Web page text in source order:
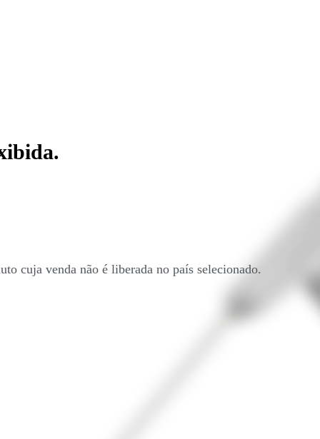
cuja venda não é liberada no país selecionado.